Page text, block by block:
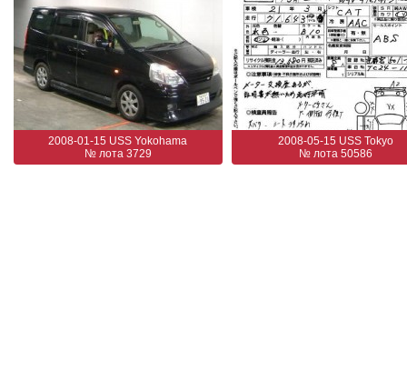
2008-01-15 USS Yokohama
№ лота 3729
2008-05-15 USS Tokyo
№ лота 50586